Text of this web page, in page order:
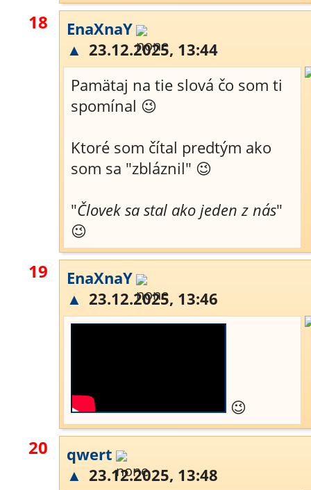
18
EnaXnaY
▲ 23.12.2025, 13:44
Pamätaj na tie slová čo som ti
spomínal 😉
Ktoré som čítal predtým ako
som sa "zbláznil" 😉
"Človek sa stal ako jeden z nás"
😉
19
EnaXnaY
▲ 23.12.2025, 13:46
😉
20
qwert
▲ 23.12.2025, 13:48